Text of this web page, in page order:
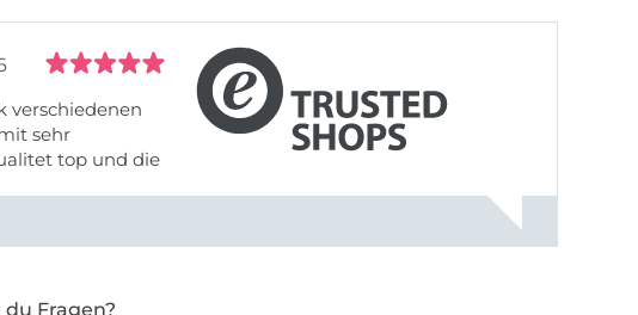
verschiedenen
sehr
top und die
du Fragen?